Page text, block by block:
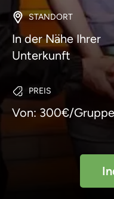
STANDORT
In der Nähe Ihrer
Unterkunft
PREIS
Von: 300€/Gruppe